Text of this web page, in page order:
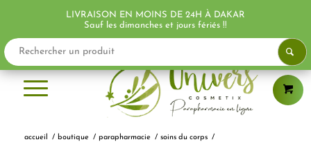
accueil / boutique / parapharmacie / soins du corps /
LIVRAISON EN MOINS DE 24H À DAKAR
Sauf les dimanches et jours fériés !!